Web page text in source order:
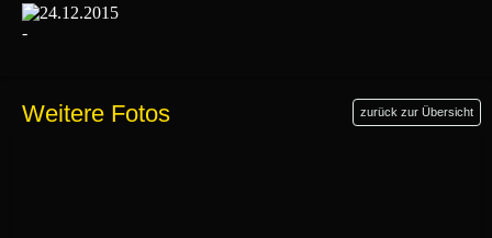
Weitere Fotos zurück zur Übersicht